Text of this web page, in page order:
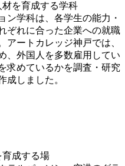
を育成する学科
ン学科は、各学生の能力・
ぞれに合った企業への就職
アートカレッジ神戸では、
、外国人を多数雇用してい
求めているかを調査・研究
成しました。
成する場